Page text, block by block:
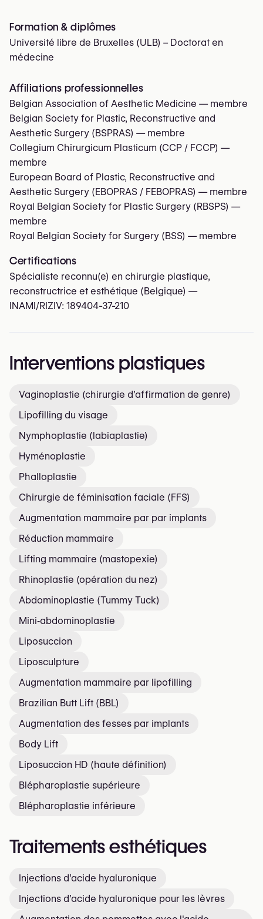
Formation & diplômes
Université libre de Bruxelles (ULB) – Doctorat en
médecine
Affiliations professionnelles
Belgian Association of Aesthetic Medicine — membre
Belgian Society for Plastic, Reconstructive and
Aesthetic Surgery (BSPRAS) — membre
Collegium Chirurgicum Plasticum (CCP / FCCP) —
membre
European Board of Plastic, Reconstructive and
Aesthetic Surgery (EBOPRAS / FEBOPRAS) — membre
Royal Belgian Society for Plastic Surgery (RBSPS) —
membre
Royal Belgian Society for Surgery (BSS) — membre
Certifications
Spécialiste reconnu(e) en chirurgie plastique,
reconstructrice et esthétique (Belgique) —
INAMI/RIZIV: 189404-37-210
Interventions plastiques
Vaginoplastie (chirurgie d’affirmation de genre)
Lipofilling du visage
Nymphoplastie (labiaplastie)
Hyménoplastie
Phalloplastie
Chirurgie de féminisation faciale (FFS)
Augmentation mammaire par par implants
Réduction mammaire
Lifting mammaire (mastopexie)
Rhinoplastie (opération du nez)
Abdominoplastie (Tummy Tuck)
Mini‑abdominoplastie
Liposuccion
Liposculpture
Augmentation mammaire par lipofilling
Brazilian Butt Lift (BBL)
Augmentation des fesses par implants
Body Lift
Liposuccion HD (haute définition)
Blépharoplastie supérieure
Blépharoplastie inférieure
Traitements esthétiques
Injections d’acide hyaluronique
Injections d’acide hyaluronique pour les lèvres